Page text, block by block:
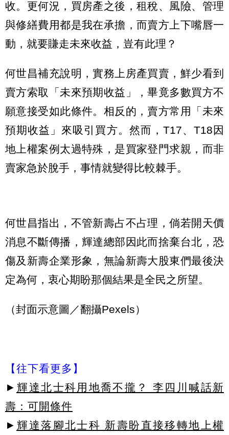
收。更何況，買房產之後，租稅、風險、管理
與修繕費用都是我在承擔，而賣方上下嘴唇一
動，就要賺走未來收益，豈有此理？
何世昌補充說明，實務上房產買賣，鮮少看到
賣方索取「未來預期收益」，畢竟多數買方不
願意接受如此條件。相反的，賣方常用「未來
預期收益」來吸引買方。然而，T17、T18因
地上權案例太過特殊，是買家登門求親，而非
賣家急於脫手，事情就變得比較棘手。
何世昌指出，不管新壽占不占理，倘若開天價
消息不斷傳播，輝達總部因此而捨棄台北，恐
傷及新壽企業形象，無論新壽大股東們最後決
定為何，衷心期盼那個結果是全民之所望。
（封面示意圖／翻攝Pexels）
【往下看更多】
► 輝達北士科用地喬不攏？ 李四川喊話新
壽：可開條件
► 輝達落腳北士科 新壽盼直接移轉地上權